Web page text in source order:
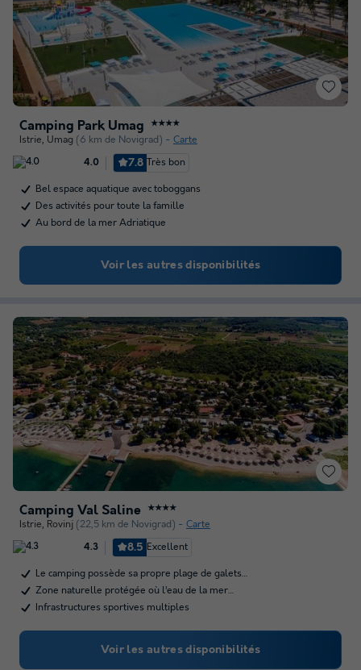
Camping Park Umag ★★★★
Istrie, Umag (6 km de Novigrad) Carte
4.0 7.8 Très bon
Bel espace aquatique avec toboggans
Des activités pour toute la famille
Au bord de la mer Adriatique
Voir les autres disponibilités
Camping Val Saline ★★★★
Istrie, Rovinj (22,5 km de Novigrad) Carte
4.3 8.5 Excellent
Le camping possède sa propre plage de galets…
Zone naturelle protégée où l’eau de la mer…
Infrastructures sportives multiples
Voir les autres disponibilités